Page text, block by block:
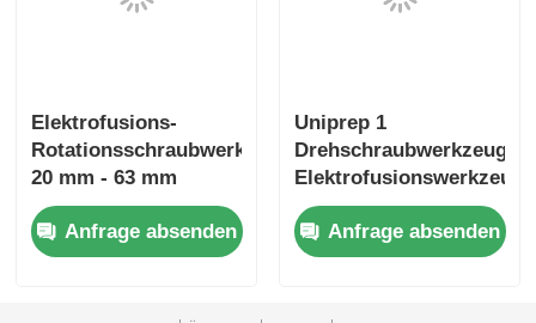
Elektrofusions-
Rotationsschraubwerkzeuge
20 mm - 63 mm
Multiscrape Kit
Anfrage absenden
Uniprep 1
Drehschraubwerkzeug
Elektrofusionswerkzeug
Edelstahl Aluminium
Anfrage absenden